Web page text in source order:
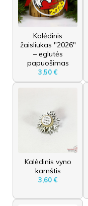
Kalėdinis
žaisliukas "2026"
– eglutės
papuošimas
3,50 €
Kalėdinis vyno
kamštis
3,60 €